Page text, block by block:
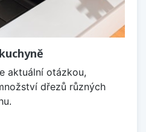
aktuální otázkou,
dřezů různých